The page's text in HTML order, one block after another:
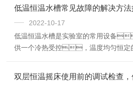
低温恒温水槽常见故障的解决方
2022-10-17
低温恒温水槽是实验室的常用设备
供一个冷热受控，温度均匀恒定
直接加热或制冷和辅助加热或制冷
双层恒温摇床使用前的调试检查，你